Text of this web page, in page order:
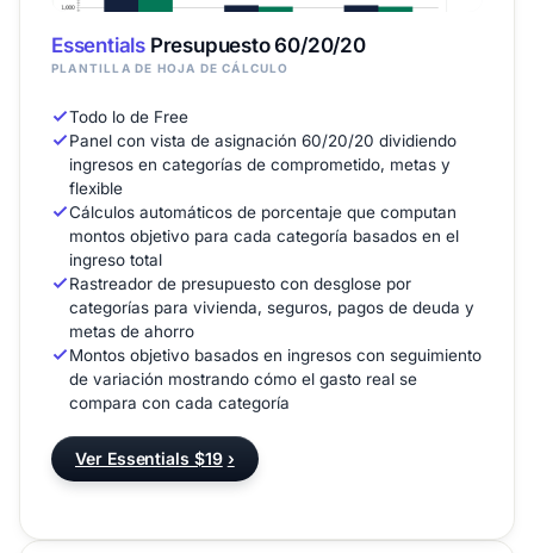
EssentialsPresupuesto 60/20/20
PLANTILLA DE HOJA DE CÁLCULO
Todo lo de Free
Panel con vista de asignación 60/20/20 dividiendo
ingresos en categorías de comprometido, metas y
flexible
Cálculos automáticos de porcentaje que computan
montos objetivo para cada categoría basados en el
ingreso total
Rastreador de presupuesto con desglose por
categorías para vivienda, seguros, pagos de deuda y
metas de ahorro
Montos objetivo basados en ingresos con seguimiento
de variación mostrando cómo el gasto real se
compara con cada categoría
Ver Essentials $19 ›